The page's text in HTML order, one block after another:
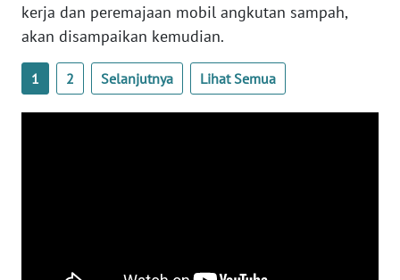
kerja dan peremajaan mobil angkutan sampah,
akan disampaikan kemudian.
1 2 Selanjutnya Lihat Semua
WN
BABEL
WN
SUMBAR